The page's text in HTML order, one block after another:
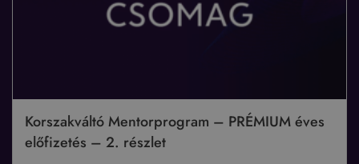
Korszakváltó Mentorprogram – PRÉMIUM éves
előfizetés – 2. részlet